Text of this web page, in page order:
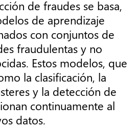
de fraudes se basa,
de aprendizaje
con conjuntos de
fraudulentas y no
Estos modelos, que
la clasificación, la
y la detección de
continuamente al
datos.